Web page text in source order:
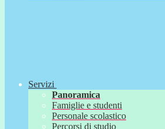
Servizi
Panoramica
Famiglie e studenti
Personale scolastico
Percorsi di studio